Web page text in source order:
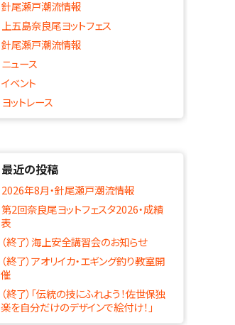
針尾瀬戸潮流情報
上五島奈良尾ヨットフェス
針尾瀬戸潮流情報
ニュース
イベント
ヨットレース
最近の投稿
2026年8月・針尾瀬戸潮流情報
第2回奈良尾ヨットフェスタ2026・成績
表
（終了）海上安全講習会のお知らせ
（終了）アオリイカ・エギング釣り教室開
催
（終了）「伝統の技にふれよう！佐世保独
楽を自分だけのデザインで絵付け！」